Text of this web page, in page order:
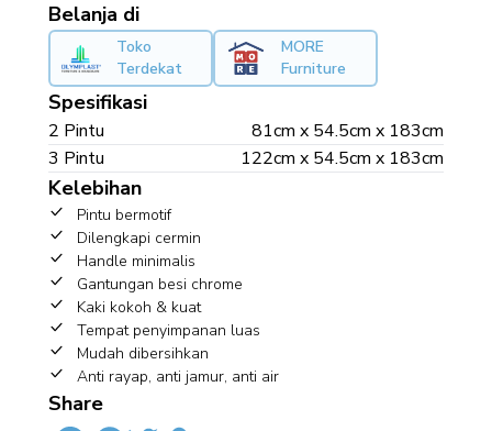
Belanja di
Toko
Terdekat
MORE
Furniture
Spesifikasi
2 Pintu
81cm x 54.5cm x 183cm
3 Pintu
122cm x 54.5cm x 183cm
Kelebihan
Pintu bermotif
Dilengkapi cermin
Handle minimalis
Gantungan besi chrome
Kaki kokoh & kuat
Tempat penyimpanan luas
Mudah dibersihkan
Anti rayap, anti jamur, anti air
Share